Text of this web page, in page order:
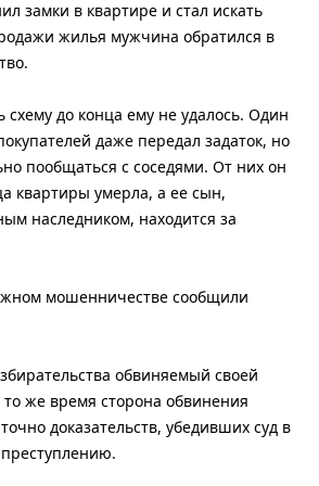
замки в квартире и стал искать
жилья мужчина обратился в
схему до конца ему не удалось. Один
даже передал задаток, но
пообщаться с соседями. От них он
квартиры умерла, а ее сын,
наследником, находится за
мошенничестве сообщили
обвиняемый своей
же время сторона обвинения
доказательств, убедивших суд в